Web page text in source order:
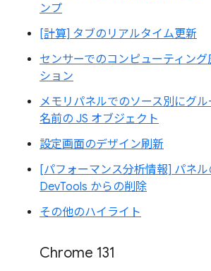
ンプ
[計算] タブのリアルタイム更新
センサーでのコンピューティン
ション
メモリパネルでのソース別にグ
名前の JS オブジェクト
設定画面のデザイン刷新
[パフォーマンス分析情報] パネル
DevTools からの削除
その他のハイライト
Chrome 131